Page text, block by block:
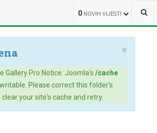
0 NOVIH VIJESTI
OPĆINSKA UPRAVA
×
Gallery Pro Notice: Joomla's /cache
Please correct this folder's
your site's cache and retry.